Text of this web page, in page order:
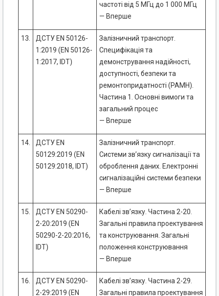
частоті від 5 МГц до 1 000 МГц
— Вперше
13.
ДСТУ EN 50126-
1:2019 (EN 50126-
1:2017, IDT)
Залізничний транспорт.
Специфікація та
демонстрування надійності,
доступності, безпеки та
ремонтопридатності (РАМН).
Частина 1. Основні вимоги та
загальний процес
— Вперше
14.
ДСТУ EN
50129:2019 (EN
50129:2018, IDT)
Залізничний транспорт.
Системи зв’язку сигналізації та
оброблення даних. Електронні
сигналізаційні системи безпеки
— Вперше
15.
ДСТУ EN 50290-
2-20:2019 (EN
50290-2-20:2016,
IDT)
Кабелі зв’язку. Частина 2-20.
Загальні правила проектування
та конструювання. Загальні
положення конструювання
— Вперше
16.
ДСТУ EN 50290-
2-29:2019 (EN
Кабелі зв’язку. Частина 2-29.
Загальні правила проектування